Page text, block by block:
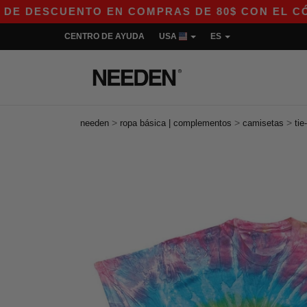
EN COMPRAS DE 80$ CON EL CÓDIGO
CENTRO DE AYUDA USA ES
needen > ropa básica | complementos > camisetas >